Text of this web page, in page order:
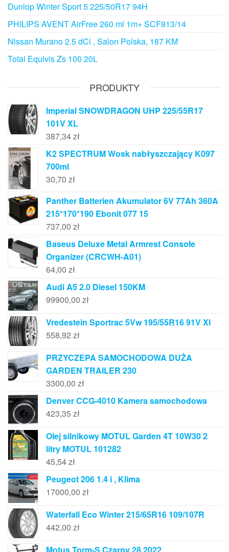
Dunlop Winter Sport 5 225/50R17 94H
PHILIPS AVENT AirFree 260 ml 1m+ SCF813/14
Nissan Murano 2.5 dCi , Salon Polska, 187 KM
Total Equivis Zs 100 20L
PRODUKTY
Imperial SNOWDRAGON UHP 225/55R17
101V XL
387,34zł
K2 SPECTRUM Wosk nabłyszczający K097
700ml
30,70 zł
Panther Batterien Akumulator 6V 77Ah 360A
215*170*190 Ebonit 077 15
737,00 zł
Baseus Deluxe Metal Armrest Console
Organizer (CRCWH-A01)
64,00 zł
Audi A5 2.0 Diesel 150KM
99900,00 zł
Vredestein Sportrac 5Vw 195/55R16 91V Xl
558,92 zł
PRZYCZEPA SAMOCHODOWA DUŻA
GARDEN TRAILER 230
3300,00 zł
Denver CCG-4010 Kamera samochodowa
423,35 zł
Olej silnikowy MOTUL Garden 4T 10W30 2
litry MOTUL 101282
45,54zł
Peugeot 206 1.4 i , Klima
17000,00 zł
Waterfall Eco Winter 215/65R16 109/107R
442,00 zł
Motus Torm-S Czarny 28 2022